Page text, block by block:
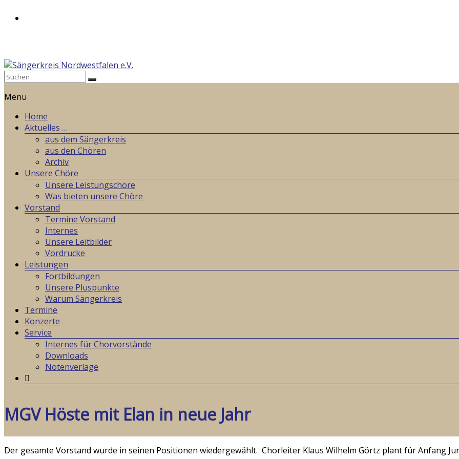
Inhalt
Sängerkreis
Nordwestfalen
Weil
gemeinsames
Singen
lieben!
Menü
Home
Aktuelles …
aus dem Sängerkreis
aus den Chören
Archiv
Unsere Chöre
Unsere Leistungschöre
Was bieten unsere Chöre
Vorstand
Termine Vorstand
Internes
Unsere Leitbilder
Vordrucke
Leistungen
Fortbildungen
Unsere Pluspunkte
Warum Sängerkreis
Termine
Konzerte
Service
Internes für Chorvorstände
Downloads
Notenverlage
MGV Höste mit Elan in neue Jahr
Der gesamte Vorstand wurde in seinen Positionen wiedergewählt. Chorleiter Klaus Wilhelm Görtz plant für Anfang